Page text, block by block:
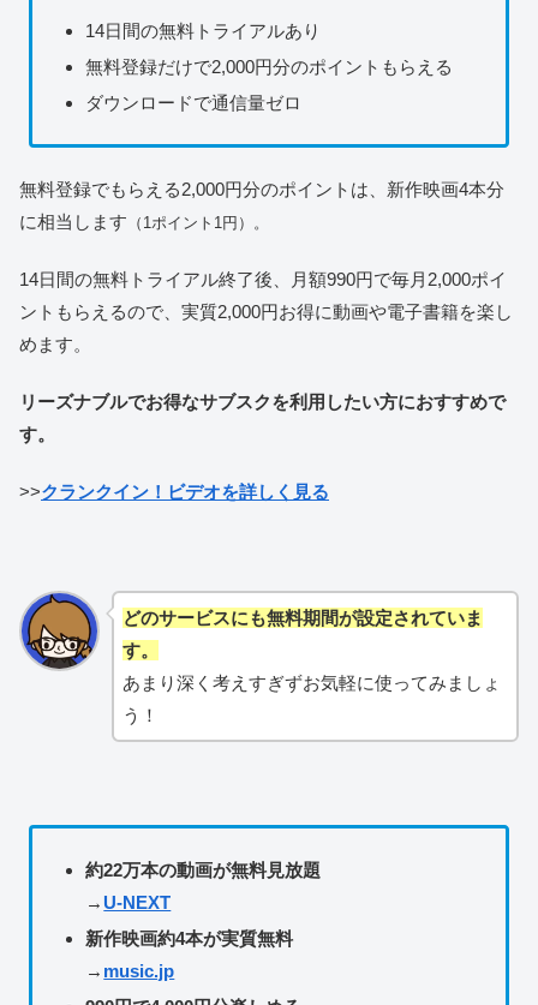
14日間の無料トライアルあり
無料登録だけで2,000円分のポイントもらえる
ダウンロードで通信量ゼロ
無料登録でもらえる2,000円分のポイントは、新作映画4本分
に相当します （1ポイント1円）。
14日間の無料トライアル終了後、月額990円で毎月2,000ポイ
ントもらえるので、実質2,000円お得に動画や電子書籍を楽し
めます。
リーズナブルでお得なサブスクを利用したい方におすすめで
す。
>>クランクイン！ビデオを詳しく見る
どのサービスにも無料期間が設定されていま
す。
あまり深く考えすぎずお気軽に使ってみましょ
う！
約22万本の動画が無料見放題
→ U-NEXT
新作映画約4本が実質無料
→ music.jp